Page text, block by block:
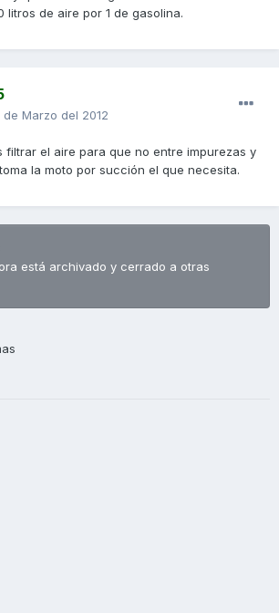
litros de aire por 1 de gasolina.
de Marzo del 2012
filtrar el aire para que no entre impurezas y
la moto por succión el que necesita.
está archivado y cerrado a otras